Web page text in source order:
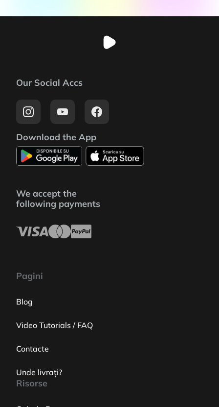
Pagini
Blog
Video Tutorials / FAQ
Contacte
Unde livrați?
Risorse
Our Social Accs
Download the App
We accept the
following payments